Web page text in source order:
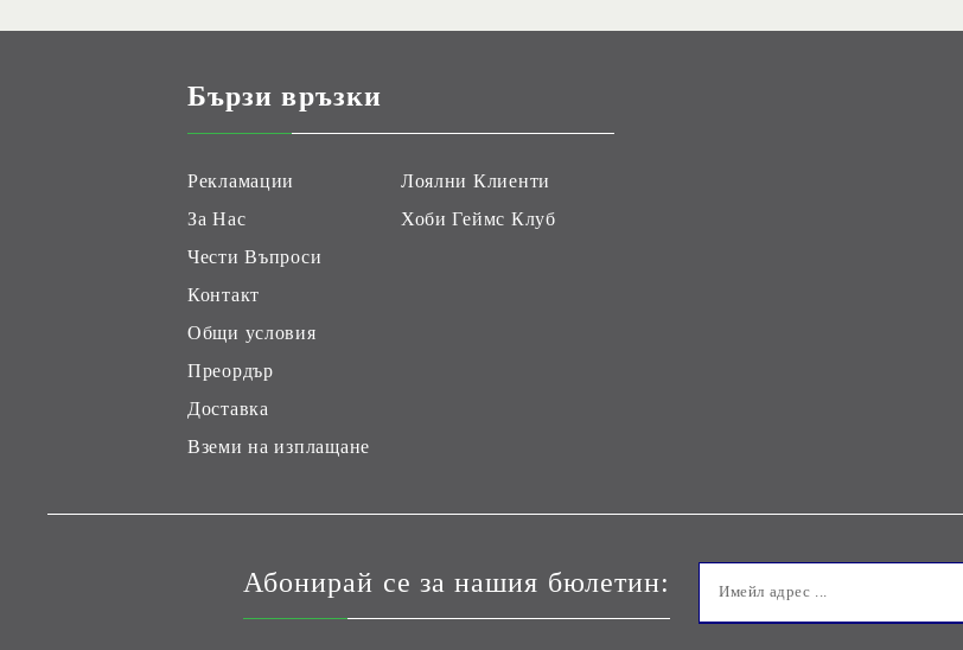
Бързи връзки
Рекламации
За Нас
Чести Въпроси
Контакт
Общи условия
Преордър
Доставка
Вземи на изплащане
Лоялни Клиенти
Хоби Геймс Клуб
Абонирай се за нашия бюлетин: